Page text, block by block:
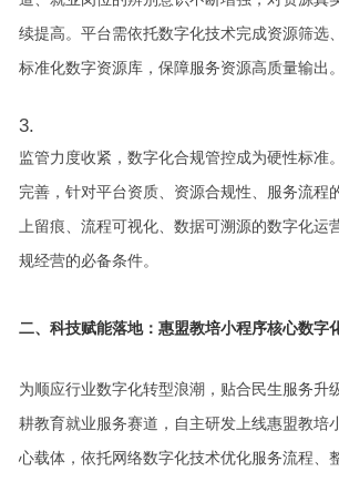
续提高。平台需依托数字化技术完成资源筛选
标准化数字资源库，保障服务资源高质量输出。
监管力度收紧，数字化合规管控成为硬性标准
完善，针对平台资质、资源合规性、服务流程
上留痕、流程可视化、数据可溯源的数字化运
规经营的必备条件。
二、科技赋能落地：惠盟教培小程序核心数字
为顺应行业数字化转型浪潮，贴合民生服务升
耕教育就业服务赛道，自主研发上线惠盟教培
心载体，依托网络数字化技术优化服务流程、